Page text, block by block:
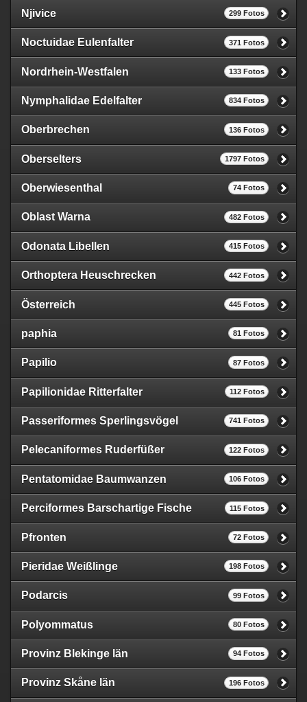
Njivice 299 Fotos
Noctuidae Eulenfalter 371 Fotos
Nordrhein-Westfalen 133 Fotos
Nymphalidae Edelfalter 834 Fotos
Oberbrechen 136 Fotos
Oberselters 1797 Fotos
Oberwiesenthal 74 Fotos
Oblast Warna 482 Fotos
Odonata Libellen 415 Fotos
Orthoptera Heuschrecken 442 Fotos
Österreich 445 Fotos
paphia 81 Fotos
Papilio 87 Fotos
Papilionidae Ritterfalter 112 Fotos
Passeriformes Sperlingsvögel 741 Fotos
Pelecaniformes Ruderfüßer 122 Fotos
Pentatomidae Baumwanzen 106 Fotos
Perciformes Barschartige Fische 115 Fotos
Pfronten 72 Fotos
Pieridae Weißlinge 198 Fotos
Podarcis 99 Fotos
Polyommatus 80 Fotos
Provinz Blekinge län 94 Fotos
Provinz Skåne län 196 Fotos